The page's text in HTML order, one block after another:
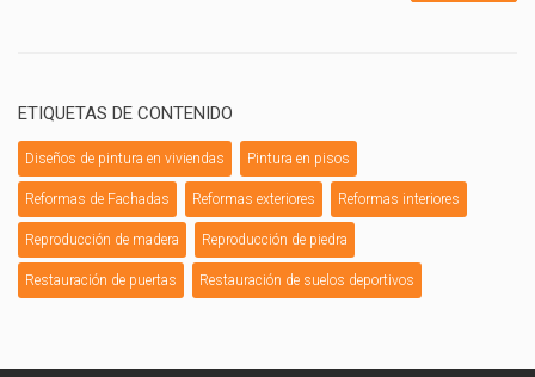
ETIQUETAS DE CONTENIDO
Diseños de pintura en viviendas Pintura en pisos
Reformas de Fachadas Reformas exteriores Reformas interiores
Reproducción de madera Reproducción de piedra
Restauración de puertas Restauración de suelos deportivos